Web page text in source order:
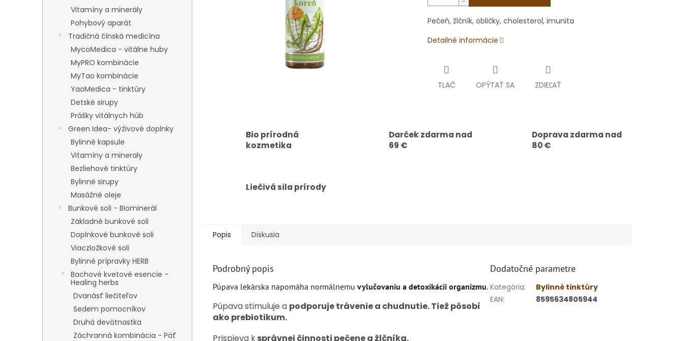
Vitamíny a minerály
Pohybový aparát
Tradičná čínská medicína
MycoMedica - vitálne huby
MyPRO kombinácie
MyTao kombinácie
YaoMedica - tinktúry
Detské sirupy
Prášky vitálnych húb
Green Idea- výživové doplnky
Bylinné kapsule
Vitamíny a mineraly
Bezliehové tinktúry
Bylinné sirupy
Masážné oleje
Bunkové soli - Biominerál
Základné bunkové soli
Doplnkové bunkové soli
Viaczložkové soli
Bylinné prípravky HERB
Bachové kvetové esencie -
Healing herbs
Dvanásť liečiteľov
Sedem pomocníkov
Druhá devätnastka
Záchranná kombinácia - Päť
Pečeň, žlčník, obličky, cholesterol, imunita
Detailné informácie
TLAČ OPÝTAŤ SA ZDIEĽAŤ
Bio prírodná
kozmetika
Darček zdarma nad
69 €
Doprava zdarma nad
80 €
Liečivá sila prírody
Popis Diskusia
Podrobný popis
Púpava lekárska napomáha normálnemu vylučovaniu a detoxikácii organizmu.
Púpava stimuluje a podporuje trávenie a chudnutie. Tiež pôsobí
ako prebiotikum.
Prispieva ksprávnej činnosti pečene a žlčníka.
Dodatočné parametre
Kategória:
Bylinné tinktúry
EAN: 8595634805944